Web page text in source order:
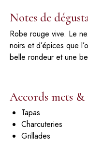
Notes de
Robe rouge vive. Le
noirs et d’épices que
belle rondeur et une
Accords mets &
Tapas
Charcuteries
Grillades